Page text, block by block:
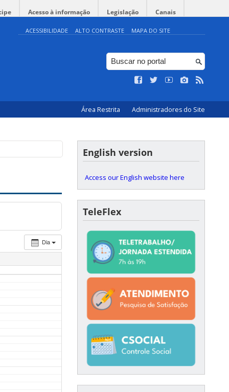
Acesso à informação Legislação Canais
ACESSIBILIDADE ALTO CONTRASTE MAPA DO SITE
Área Restrita Administradores do Site
Dia
English version
Access our English website here
TeleFlex